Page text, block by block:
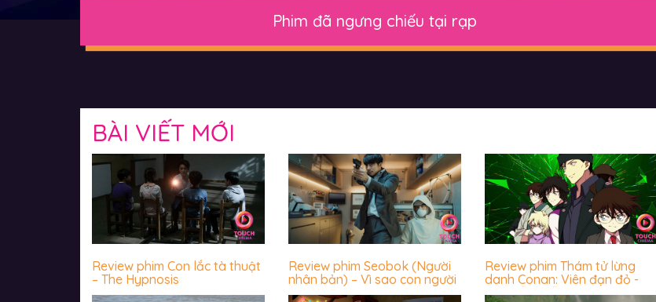
phiêu lưu đầy ‘thú’ vị, tiếng cười sảng khoái và hàng loạt điều kỳ thú cho các bé cùng gia đình.
Phim đã ngưng chiếu tại rạp
BÀI VIẾT MỚI
Review phim Con lắc tà thuật
– The Hypnosis
Review phim Seobok (Người
nhân bản) – Vì sao con người
luôn sợ hãi trước cái chết?
Review phim Thám tử lừng
danh Conan: Viên đạn đỏ -
Hấp dẫn miễn chê